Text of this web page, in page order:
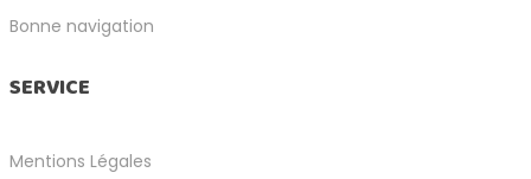
Bonne navigation
SERVICE
Mentions Légales